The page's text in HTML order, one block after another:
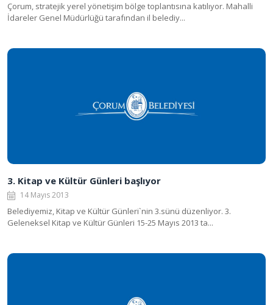
Çorum, stratejik yerel yönetişim bölge toplantısına katılıyor. Mahalli
İdareler Genel Müdürlüğü tarafından il belediy...
3. Kitap ve Kültür Günleri başlıyor
14 Mayıs 2013
Belediyemiz, Kitap ve Kültür Günleri`nin 3.sünü düzenliyor. 3.
Geleneksel Kitap ve Kültür Günleri 15-25 Mayıs 2013 ta...